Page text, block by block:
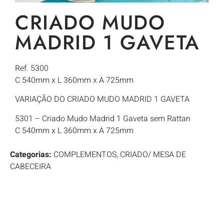
CRIADO MUDO
MADRID 1 GAVETA
Ref. 5300
C 540mm x L 360mm x A 725mm
VARIAÇÃO DO CRIADO MUDO MADRID 1 GAVETA
5301 – Criado Mudo Madrid 1 Gaveta sem Rattan
C 540mm x L 360mm x A 725mm
Categorias: COMPLEMENTOS, CRIADO/ MESA DE
CABECEIRA